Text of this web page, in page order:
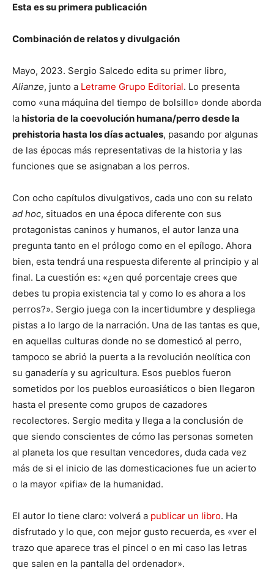
Esta es su primera publicación
Combinación de relatos y divulgación
Mayo, 2023. Sergio Salcedo edita su primer libro,
Alianze, junto a Letrame Grupo Editorial. Lo presenta
como «una máquina del tiempo de bolsillo» donde aborda
lahistoria de la coevolución humana/perro desde la
prehistoria hasta los días actuales, pasando por algunas
de las épocas más representativas de la historia y las
funciones que se asignaban a los perros.
Con ocho capítulos divulgativos, cada uno con su relato
ad hoc, situados en una época diferente con sus
protagonistas caninos y humanos, el autor lanza una
pregunta tanto en el prólogo como en el epílogo. Ahora
bien, esta tendrá una respuesta diferente al principio y al
final. La cuestión es: «¿en qué porcentaje crees que
debes tu propia existencia tal y como lo es ahora a los
perros?». Sergio juega con la incertidumbre y despliega
pistas a lo largo de la narración. Una de las tantas es que,
en aquellas culturas donde no se domesticó al perro,
tampoco se abrió la puerta a la revolución neolítica con
su ganadería y su agricultura. Esos pueblos fueron
sometidos por los pueblos euroasiáticos o bien llegaron
hasta el presente como grupos de cazadores
recolectores. Sergio medita y llega a la conclusión de
que siendo conscientes de cómo las personas someten
al planeta los que resultan vencedores, duda cada vez
más de si el inicio de las domesticaciones fue un acierto
o la mayor «pifia» de la humanidad.
El autor lo tiene claro: volverá a publicar un libro. Ha
disfrutado y lo que, con mejor gusto recuerda, es «ver el
trazo que aparece tras el pincel o en mi caso las letras
que salen en la pantalla del ordenador».